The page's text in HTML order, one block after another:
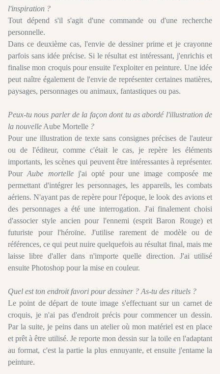
l'inspiration ?
Tout dépend s'il s'agit d'une commande ou d'une recherche
personnelle.
Dans ce deuxième cas, l'envie de dessiner prime et je crayonne
parfois sans idée précise. Si le résultat est intéressant, j'enrichis et
finalise mon croquis pour ensuite l'exploiter en peinture. Une idée
peut naître également de l'envie de représenter certaines matières,
paysages, personnages ou animaux, fantastiques ou pas.
Peux-tu nous parler de la façon dont tu as abordé l'illustration de
la nouvelle Aube Mortelle ?
Pour une illustration de texte sans consignes précises de l'auteur
ou de l'éditeur, comme c'était le cas, je repère les éléments
importants, les scènes qui peuvent être intéressantes à représenter.
PourAube mortellej'ai opté pour une image composée me
permettant d'intégrer les personnages, les appareils, les combats
aériens. N'ayant pas de repère pour l'époque, le look des avions et
des personnages a été une interrogation. J'ai finalement choisi
d'associer style ancien pour l'ennemi (esprit Baron Rouge) et
futuriste pour l'héroïne. J'utilise rarement de modèle ou de
références, ce qui peut nuire quelquefois au résultat final, mais me
laisse libre d'aller dans n'importe quelle direction. J'ai utilisé
ensuite Photoshop pour la mise en couleur.
Quel est ton endroit favori pour dessiner ? As-tu des rituels ?
Le point de départ de toute image s'effectuant sur un carnet de
croquis, je n'ai pas d'endroit précis pour commencer un dessin.
Par la suite, je peins dans un atelier où mon matériel est en place
et prêt à être utilisé. Je reporte mon dessin sur la toile en l'adaptant
au format, c'est la partie la plus ennuyante, et ensuite j'entame la
peinture.